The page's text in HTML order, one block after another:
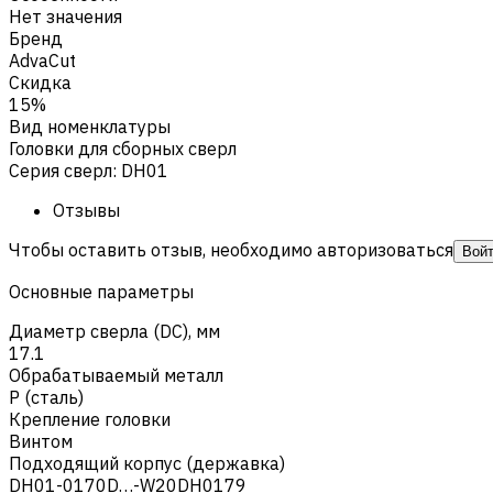
Нет значения
Бренд
AdvaCut
Скидка
15%
Вид номенклатуры
Головки для сборных сверл
Серия сверл: DH01
Отзывы
Чтобы оставить отзыв, необходимо авторизоваться
Основные параметры
Диаметр сверла (DC), мм
17.1
Обрабатываемый металл
Р (сталь)
Крепление головки
Винтом
Подходящий корпус (державка)
DH01-0170D…-W20DH0179